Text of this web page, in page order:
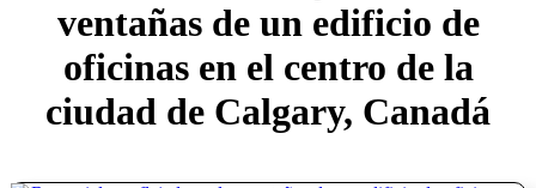
ventañas de un edificio de
oficinas en el centro de la
ciudad de Calgary, Canadá